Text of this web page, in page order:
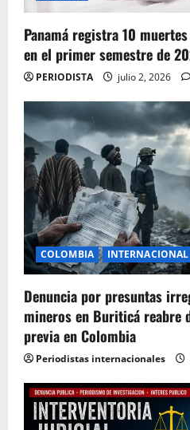
Panamá registra 10
en el primer semestre de
PERIODISTA julio 2, 2026
COLOMBIA INTERNACIONAL
Denuncia por presuntas
mineros en Buriticá reabre
previa en Colombia
Periodistas internacionales